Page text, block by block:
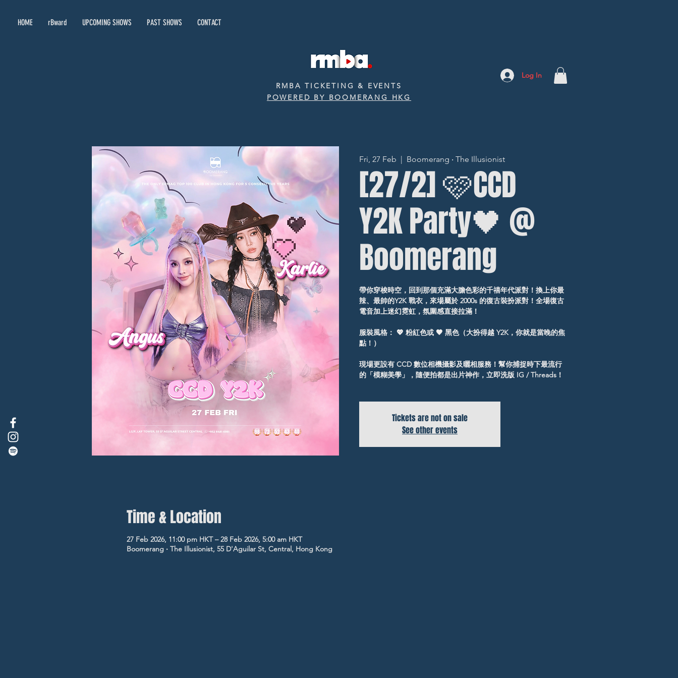
HOME rBward UPCOMING SHOWS PAST SHOWS CONTACT
RMBA TICKETING & EVENTS
POWERED BY BOOMERANG HKG
Log In
Fri, 27 Feb
  |
Boomerang ‧ The Illusionist
[27/2] 🩷CCD
Y2K Party🖤 @
Boomerang
帶你穿梭時空，回到那個充滿大膽色彩的千禧年代派對！換上你最
辣、最帥的Y2K 戰衣，來場屬於 2000s 的復古裝扮派對！全場復古
電音加上迷幻霓虹，氛圍感直接拉滿！
服裝風格： 💖 粉紅色或 🖤 黑色（大扮得越 Y2K，你就是當晚的焦
點！）
現場更設有 CCD 數位相機攝影及曬相服務！幫你捕捉時下最流行
的「模糊美學」，隨便拍都是出片神作，立即洗版 IG / Threads！
Tickets are not on sale
See other events
Time & Location
27 Feb 2026, 11:00 pm HKT – 28 Feb 2026, 5:00 am HKT
Boomerang ‧ The Illusionist, 55 D'Aguilar St, Central, Hong Kong